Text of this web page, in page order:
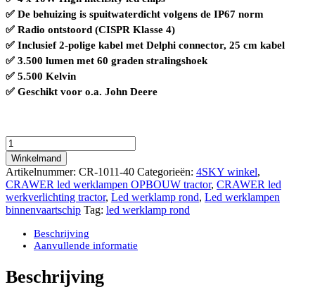
✅ De behuizing is spuitwaterdicht volgens de IP67 norm
✅ Radio ontstoord (CISPR Klasse 4)
✅ Inclusief 2-polige kabel met Delphi connector, 25 cm kabel
✅ 3.500 lumen met 60 graden stralingshoek
✅ 5.500 Kelvin
✅ Geschikt voor o.a. John Deere
CRAWER
grijze
ronde
LED
werklamp
40W
rond
3.500
Lumen
Klasse
4
Winkelmand
Artikelnummer: CR-1011-40 Categorieën: 4SKY winkel,
CRAWER led werklampen OPBOUW tractor, CRAWER led
werkverlichting tractor, Led werklamp rond, Led werklampen
binnenvaartschip Tag: led werklamp rond
Beschrijving
Aanvullende informatie
Beschrijving